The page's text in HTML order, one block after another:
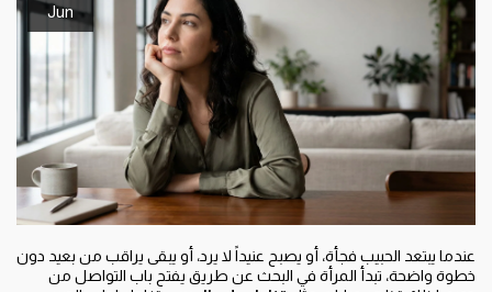
Jun
عندما يبتعد الحبيب فجأة، أو يصبح عنيداً لا يرد، أو يبقى يراقب من بعيد دون
خطوة واضحة، تبدأ المرأة في البحث عن طريق يفتح باب التواصل من